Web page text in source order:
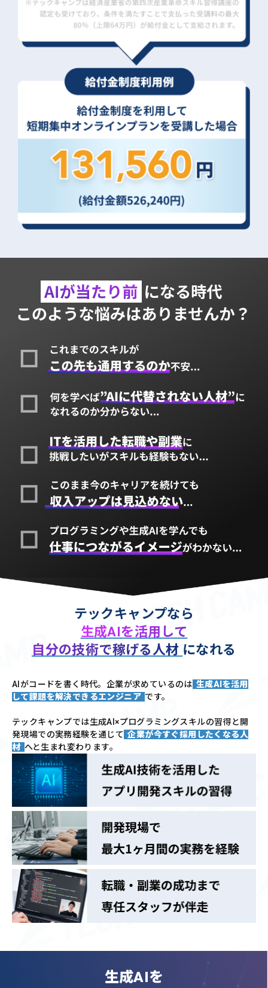
テックキャンプなら
生成AIを活用して
自分の技術で稼げる人材 になれる
AIがコードを書く時代。企業が求めているのは 生成AIを活用
して課題を解決できるエンジニア です。
テックキャンプでは生成AI×プログラミングスキルの習得と開
発現場での実務経験を通じて 企業が今すぐ採用したくなる人
材 へと生まれ変わります。
生成AIを